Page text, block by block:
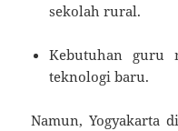
sekolah rural.
Kebutuhan guru
teknologi baru.
Namun, Yogyakarta